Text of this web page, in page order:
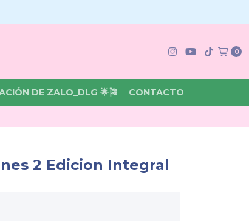
0
DE ZALO_DLG 🌟🎏 CONTACTO
2 Edicion Integral